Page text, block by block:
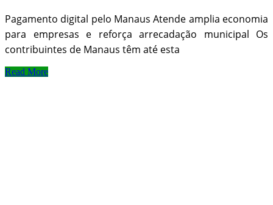
Pagamento digital pelo Manaus Atende amplia economia
para empresas e reforça arrecadação municipal Os
contribuintes de Manaus têm até esta
Read More